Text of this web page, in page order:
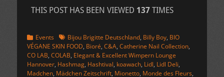
THIS POST HAS BEEN VIEWED 137 TIMES
Kategorien
Events Schlagworte
Bijou Brigitte Deutschland, Billy Boy, BIO
VÉGANE SKIN FOOD, Bioré, C&A, Catherine Nail Collection,
CO LAB, COLAB, Elegant & Excellent Wimpern Lounge
Hannover, Hashmag, Hashtival, koawach, Lidl, Lidl Deli,
Madchen, Mädchen Zeitschrift, Mionetto, Monde des Fleurs,